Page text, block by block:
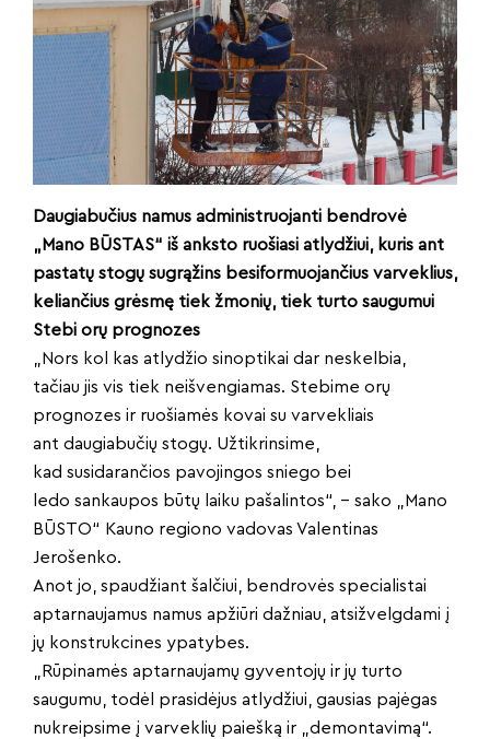
Daugiabučius namus administruojanti bendrovė
„Mano BŪSTAS“ iš anksto ruošiasi atlydžiui, kuris ant
pastatų stogų sugrąžins besiformuojančius varveklius,
keliančius grėsmę tiek žmonių, tiek turto saugumui
Stebi orų prognozes
„Nors kol kas atlydžio sinoptikai dar neskelbia,
tačiau jis vis tiek neišvengiamas. Stebime orų
prognozes ir ruošiamės kovai su varvekliais
ant daugiabučių stogų. Užtikrinsime,
kad susidarančios pavojingos sniego bei
ledo sankaupos būtų laiku pašalintos“, – sako „Mano
BŪSTO“ Kauno regiono vadovas Valentinas
Jerošenko.
Anot jo, spaudžiant šalčiui, bendrovės specialistai
aptarnaujamus namus apžiūri dažniau, atsižvelgdami į
jų konstrukcines ypatybes.
„Rūpinamės aptarnaujamų gyventojų ir jų turto
saugumu, todėl prasidėjus atlydžiui, gausias pajėgas
nukreipsime į varveklių paiešką ir „demontavimą“.